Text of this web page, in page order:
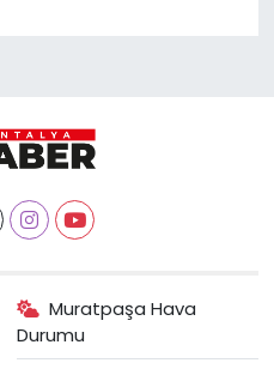
Muratpaşa Hava
Durumu